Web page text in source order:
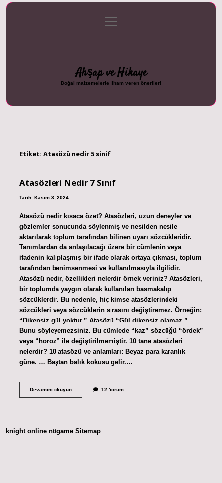
Gizlilik Politikası
menüyü
aç
Ahşap ve Hikaye
Doğal malzemelerle ilham veren öneriler!
Etiket: Atasözü nedir 5 sinif
Atasözleri Nedir 7 Sınıf
Tarih: Kasım 3, 2024
Atasözü nedir kısaca özet? Atasözleri, uzun deneyler ve
gözlemler sonucunda söylenmiş ve nesilden nesile
aktarılarak toplum tarafından bilinen uyarı sözcükleridir.
Tanımlardan da anlaşılacağı üzere bir cümlenin veya
ifadenin kalıplaşmış bir ifade olarak ortaya çıkması, toplum
tarafından benimsenmesi ve kullanılmasıyla ilgilidir.
Atasözü nedir, özellikleri nelerdir örnek veriniz? Atasözleri,
bir toplumda yaygın olarak kullanılan basmakalıp
sözcüklerdir. Bu nedenle, hiç kimse atasözlerindeki
sözcükleri veya sözcüklerin sırasını değiştiremez. Örneğin:
“Dikensiz gül yoktur.” Atasözü “Gül dikensiz olamaz.”
Bunu söyleyemezsiniz. Bu cümlede “kaz” sözcüğü “ördek”
veya “horoz” ile değiştirilmemiştir. 10 tane atasözleri
nelerdir? 10 atasözü ve anlamları: Beyaz para karanlık
güne. … Baştan balık kokusu gelir.…
Devamını okuyunAtasözleri
12 Yorum
knight online nttgame Sitemap